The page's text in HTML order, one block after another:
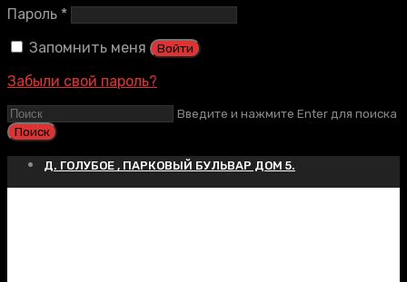
Пароль *Обязательно
Запомнить меня
Войти
Забыли свой пароль?
Введите и нажмите Enter для поиска
Д. ГОЛУБОЕ , ПАРКОВЫЙ БУЛЬВАР ДОМ 5.